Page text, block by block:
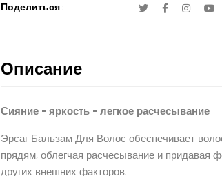
Поделиться :
Описание
Сияние - яркость - легкое расчесывание
Эрсаг Бальзам Для Волос обеспечивает
прядям, облегчая расчесывание и придавая
других внешних факторов.